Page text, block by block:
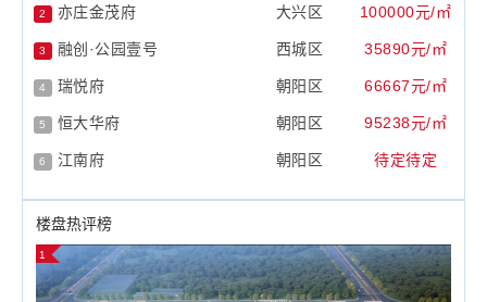
2 亦庄金茂府 大兴区 100000元/㎡
3 融创·公园壹号 西城区 35890元/㎡
4 瑞悦府 朝阳区 66667元/㎡
5 恒大华府 朝阳区 95238元/㎡
6 江南府 朝阳区 待定待定
楼盘热评榜